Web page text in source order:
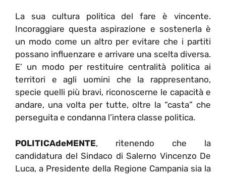
La sua cultura politica del fare è vincente.
Incoraggiare questa aspirazione e sostenerla è
un modo come un altro per evitare che i partiti
possano influenzare e arrivare una scelta diversa.
E’ un modo per restituire centralità politica ai
territori e agli uomini che la rappresentano,
specie quelli più bravi, riconoscerne le capacità e
andare, una volta per tutte, oltre la “casta” che
perseguita e condanna l’intera classe politica.
POLITICAdeMENTE, ritenendo che la
candidatura del Sindaco di Salerno Vincenzo De
Luca, a Presidente della Regione Campania sia la